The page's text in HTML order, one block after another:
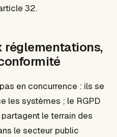
32.
réglementations,
en concurrence : ils se
les systèmes ; le RGPD
le terrain des
le secteur public